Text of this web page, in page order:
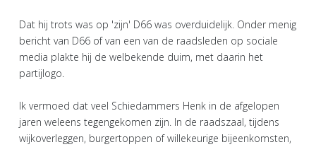
Dat hij trots was op 'zijn' D66 was overduidelijk. Onder menig
bericht van D66 of van een van de raadsleden op sociale
media plakte hij de welbekende duim, met daarin het
partijlogo.
Ik vermoed dat veel Schiedammers Henk in de afgelopen
jaren weleens tegengekomen zijn. In de raadszaal, tijdens
wijkoverleggen, burgertoppen of willekeurige bijeenkomsten,